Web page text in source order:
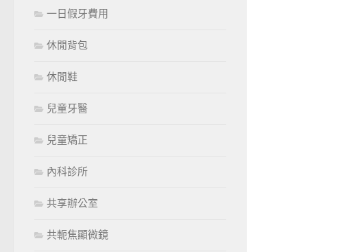
一日假牙費用
休閒背包
休閒鞋
兒童牙醫
兒童矯正
內科診所
共享辦公室
共軛焦顯微鏡